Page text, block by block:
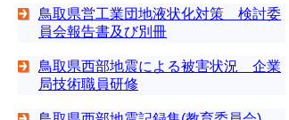
鳥取県営工業団地液状化対策 検討委
員会報告書及び別冊
鳥取県西部地震による被害状況 企業
局技術職員研修